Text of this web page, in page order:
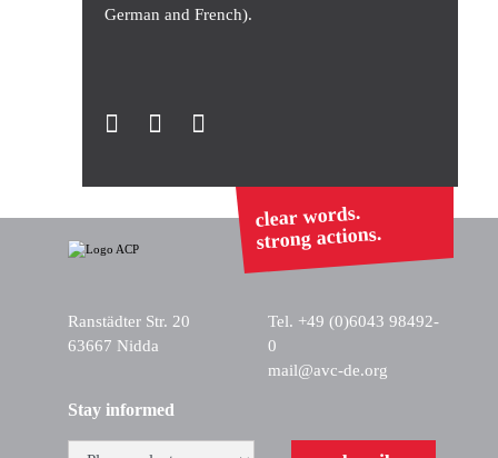
German and French).
clear words.
strong actions.
Ranstädter Str. 20
63667 Nidda
Tel. +49 (0)6043 98492-
0
mail@avc-de.org
Stay informed